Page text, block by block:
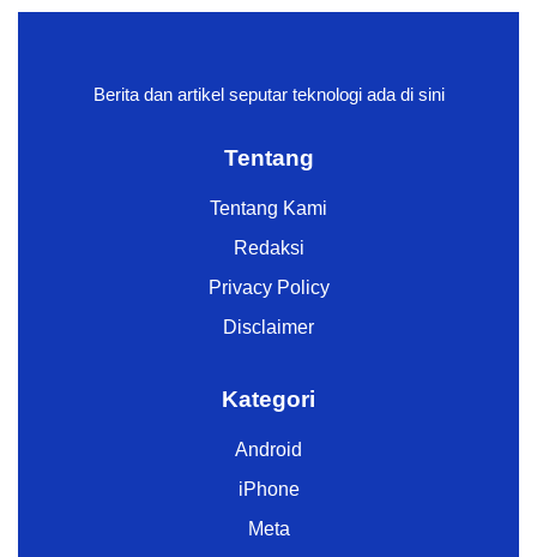
Berita dan artikel seputar teknologi ada di sini
Tentang
Tentang Kami
Redaksi
Privacy Policy
Disclaimer
Kategori
Android
iPhone
Meta